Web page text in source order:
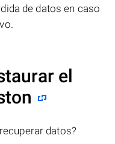
de datos en caso
el
datos?